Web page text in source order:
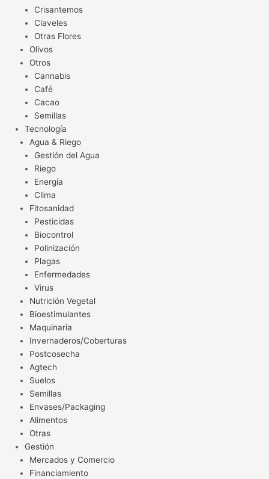
Crisantemos
Claveles
Otras Flores
Olivos
Otros
Cannabis
Café
Cacao
Semillas
Tecnología
Agua & Riego
Gestión del Agua
Riego
Energía
Clima
Fitosanidad
Pesticidas
Biocontrol
Polinización
Plagas
Enfermedades
Virus
Nutrición Vegetal
Bioestimulantes
Maquinaria
Invernaderos/Coberturas
Postcosecha
Agtech
Suelos
Semillas
Envases/Packaging
Alimentos
Otras
Gestión
Mercados y Comercio
Financiamiento